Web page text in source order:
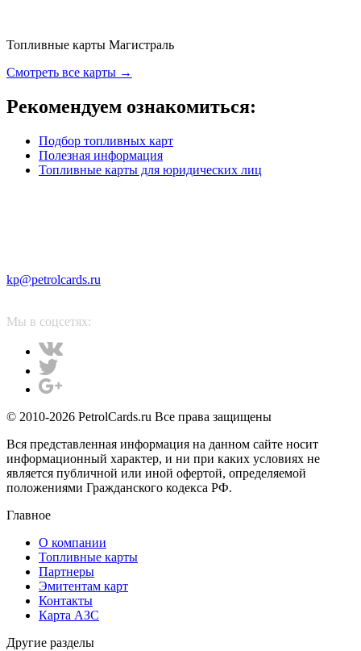
Топливные карты Магистраль
Смотреть все карты →
Рекомендуем ознакомиться:
Подбор топливных карт
Полезная информация
Топливные карты для юридических лиц
kp@petrolcards.ru
Мы в соцсетях:
© 2010-2026 PetrolCards.ru Все права защищены
Вся представленная информация на данном сайте носит
информационный характер, и ни при каких условиях не
является публичной или иной офертой, определяемой
положениями Гражданского кодекса РФ.
Главное
О компании
Топливные карты
Партнеры
Эмитентам карт
Контакты
Карта АЗС
Другие разделы